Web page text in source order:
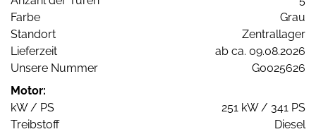
Farbe
Grau
Standort
Zentrallager
Lieferzeit
ab ca. 09.08.2026
Unsere Nummer
G0025626
Motor:
kW / PS
251 kW / 341 PS
Treibstoff
Diesel